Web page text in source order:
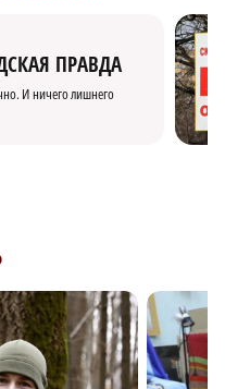
ПРАВДА
И ничего лишнего